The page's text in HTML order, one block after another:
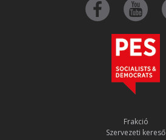
Frakció
Szervezeti kereső